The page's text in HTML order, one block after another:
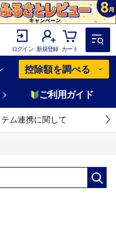
ログイン 新規登録 カート
控除額を調べる
ご利用ガイド
ム連携に関して